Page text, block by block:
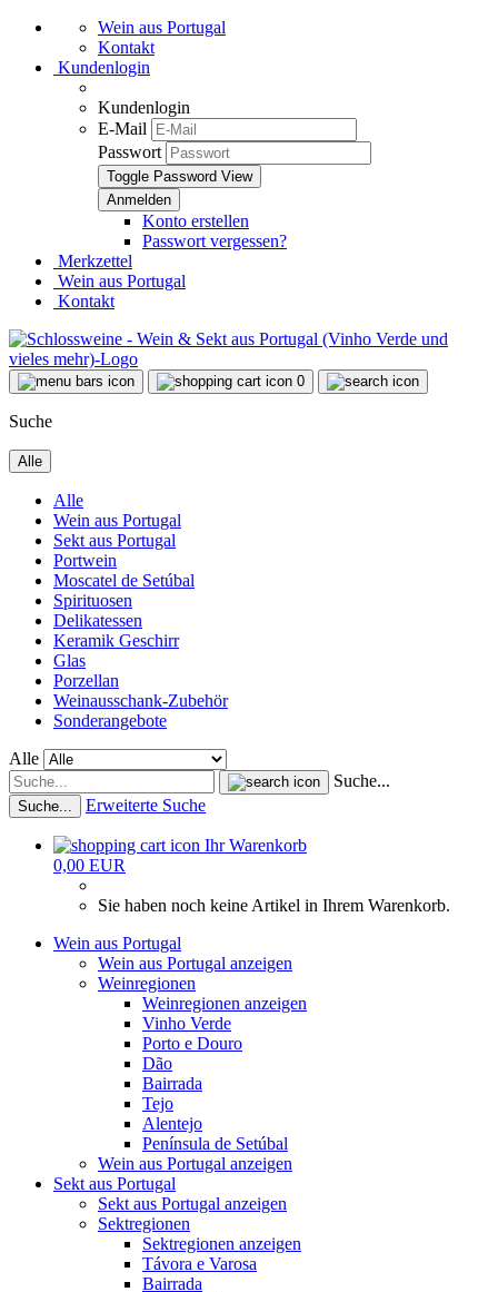
Wein aus Portugal
Kontakt
Kundenlogin
Kundenlogin
E-Mail
Passwort
Toggle Password View
Konto erstellen
Passwort vergessen?
Merkzettel
Wein aus Portugal
Kontakt
0
Suche
Alle
Alle
Wein aus Portugal
Sekt aus Portugal
Portwein
Moscatel de Setúbal
Spirituosen
Delikatessen
Keramik Geschirr
Glas
Porzellan
Weinausschank-Zubehör
Sonderangebote
Alle
Suche...
Suche... Erweiterte Suche
Ihr Warenkorb
0,00 EUR
Sie haben noch keine Artikel in Ihrem Warenkorb.
Wein aus Portugal
Wein aus Portugal anzeigen
Weinregionen
Weinregionen anzeigen
Vinho Verde
Porto e Douro
Dão
Bairrada
Tejo
Alentejo
Península de Setúbal
Wein aus Portugal anzeigen
Sekt aus Portugal
Sekt aus Portugal anzeigen
Sektregionen
Sektregionen anzeigen
Távora e Varosa
Bairrada